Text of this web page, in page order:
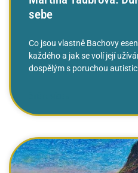
sebe
Co jsou vlastně Bachovy
každého a jak se volí její
dospělým s poruchou